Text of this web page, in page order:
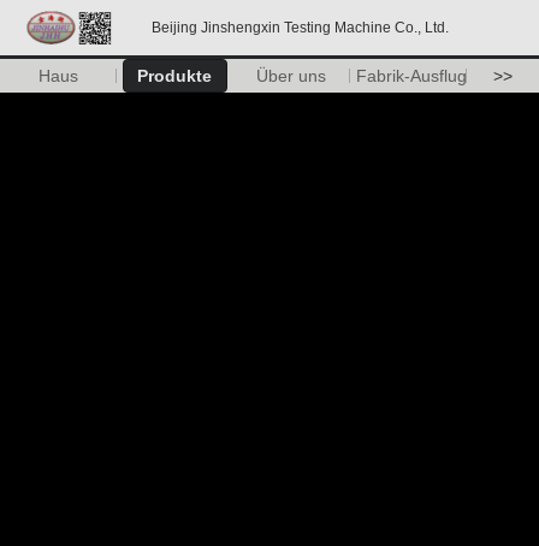
Beijing Jinshengxin Testing Machine Co., Ltd.
Haus Produkte Über uns Fabrik-Ausflug >>